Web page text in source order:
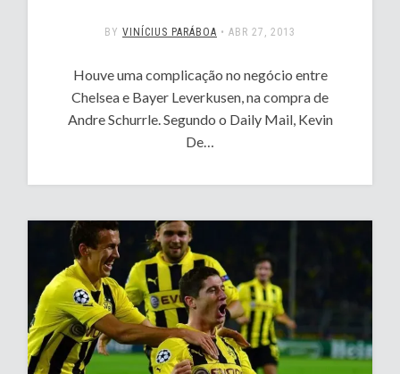
BY VINÍCIUS PARÁBOA • ABR 27, 2013
Houve uma complicação no negócio entre
Chelsea e Bayer Leverkusen, na compra de
Andre Schurrle. Segundo o Daily Mail, Kevin
De…